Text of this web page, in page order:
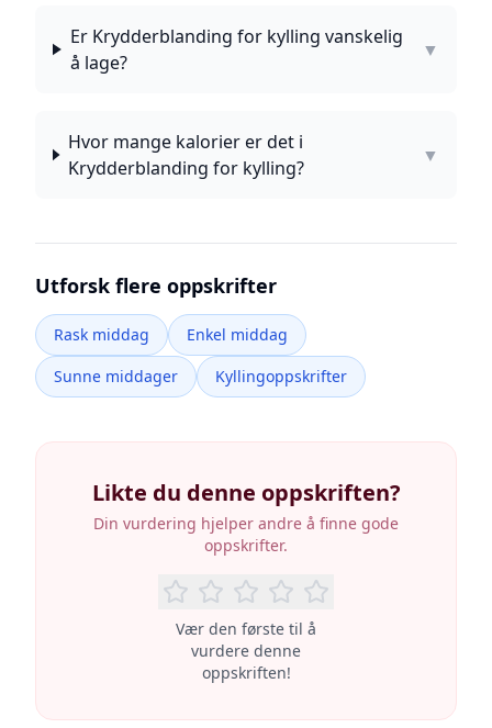
Er Krydderblanding for kylling vanskelig
å lage?
▼
Hvor mange kalorier er det i
Krydderblanding for kylling?
▼
Utforsk flere oppskrifter
Rask middag
Enkel middag
Sunne middager
Kyllingoppskrifter
Likte du denne oppskriften?
Din vurdering hjelper andre å finne gode
oppskrifter.
Vær den første til å
vurdere denne
oppskriften!